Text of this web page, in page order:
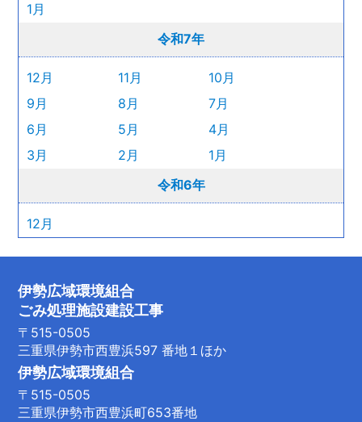
1月
令和7年
12月 11月
10月
9月
8月
7月
6月
5月
4月
3月
2月
1月
令和6年
12月
伊勢広域環境組合
ごみ処理施設建設工事
〒515-0505
三重県伊勢市西豊浜597 番地１ほか
伊勢広域環境組合
〒515-0505
三重県伊勢市西豊浜町653番地